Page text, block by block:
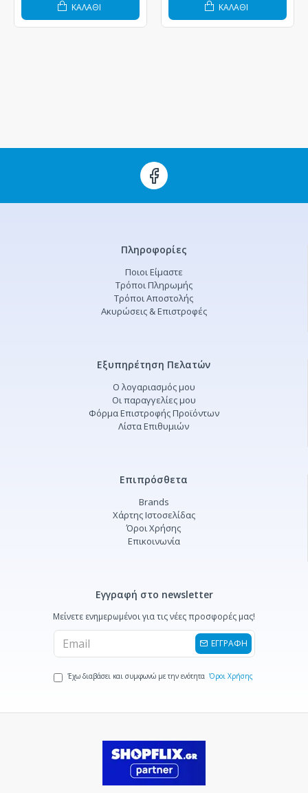
ΚΑΛΆΘΙ ΚΑΛΆΘΙ
Πληροφορίες
Ποιοι Είμαστε
Τρόποι Πληρωμής
Τρόποι Αποστολής
Ακυρώσεις & Επιστροφές
Εξυπηρέτηση Πελατών
Ο λογαριασμός μου
Οι παραγγελίες μου
Φόρμα Επιστροφής Προϊόντων
Λίστα Επιθυμιών
Επιπρόσθετα
Brands
Χάρτης Ιστοσελίδας
Όροι Χρήσης
Επικοινωνία
Εγγραφή στο newsletter
Μείνετε ενημερωμένοι για τις νέες προσφορές μας!
ΕΓΓΡΑΦΗ
Έχω διαβάσει και συμφωνώ με την ενότητα Όροι Χρήσης